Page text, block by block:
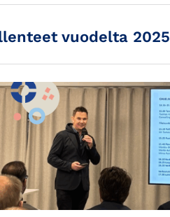
vuodelta 2025